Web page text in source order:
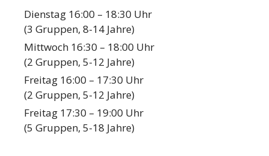
Dienstag 16:00 – 18:30 Uhr
(3 Gruppen, 8-14 Jahre)
Mittwoch 16:30 – 18:00 Uhr
(2 Gruppen, 5-12 Jahre)
Freitag 16:00 – 17:30 Uhr
(2 Gruppen, 5-12 Jahre)
Freitag 17:30 – 19:00 Uhr
(5 Gruppen, 5-18 Jahre)